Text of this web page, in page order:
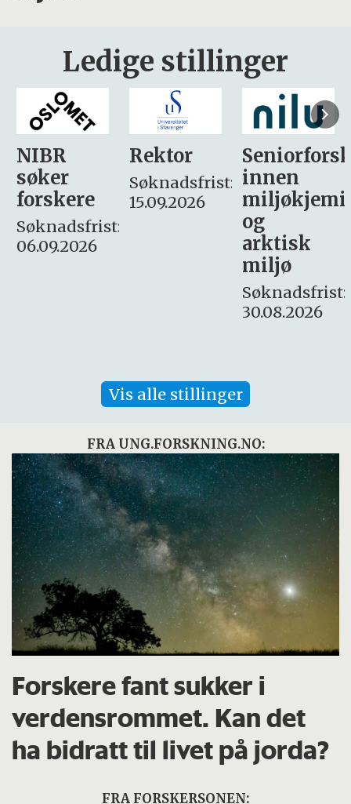
Ledige stillinger
Rektor
Søknadsfrist:
15.09.2026
Seniorforsker
innen
miljøkjemi
søker
– fast
Søknadsfrist:
16. august.
Vis alle stillinger
FRA UNG.FORSKNING.NO:
Forskere fant sukker i
verdensrommet. Kan det
ha bidratt til livet på jorda?
FRA FORSKERSONEN: